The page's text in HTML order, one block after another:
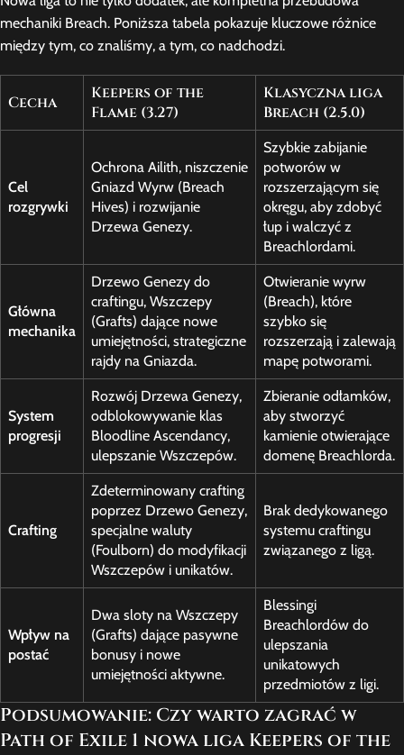
mechaniki Breach. Poniższa tabela pokazuje kluczowe różnice
między tym, co znaliśmy, a tym, co nadchodzi.
Cecha
Keepers of the
Flame (3.27)
Klasyczna liga
Breach (2.5.0)
Cel
rozgrywki
Ochrona Ailith, niszczenie
Gniazd Wyrw (Breach
Hives) i rozwijanie
Drzewa Genezy.
Szybkie zabijanie
potworów w
rozszerzającym się
okręgu, aby zdobyć
łup i walczyć z
Breachlordami.
Główna
mechanika
Drzewo Genezy do
craftingu, Wszczepy
(Grafts) dające nowe
umiejętności, strategiczne
rajdy na Gniazda.
Otwieranie wyrw
(Breach), które
szybko się
rozszerzają i zalewają
mapę potworami.
System
progresji
Rozwój Drzewa Genezy,
odblokowywanie klas
Bloodline Ascendancy,
ulepszanie Wszczepów.
Zbieranie odłamków,
aby stworzyć
kamienie otwierające
domenę Breachlorda.
Crafting
Zdeterminowany crafting
poprzez Drzewo Genezy,
specjalne waluty
(Foulborn) do modyfikacji
Wszczepów i unikatów.
Brak dedykowanego
systemu craftingu
związanego z ligą.
Wpływ na
postać
Dwa sloty na Wszczepy
(Grafts) dające pasywne
bonusy i nowe
umiejętności aktywne.
Blessingi
Breachlordów do
ulepszania
unikatowych
przedmiotów z ligi.
Podsumowanie: Czy warto zagrać w
Path of Exile 1 nowa liga Keepers of the